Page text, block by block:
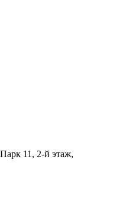
11, 2-й этаж,